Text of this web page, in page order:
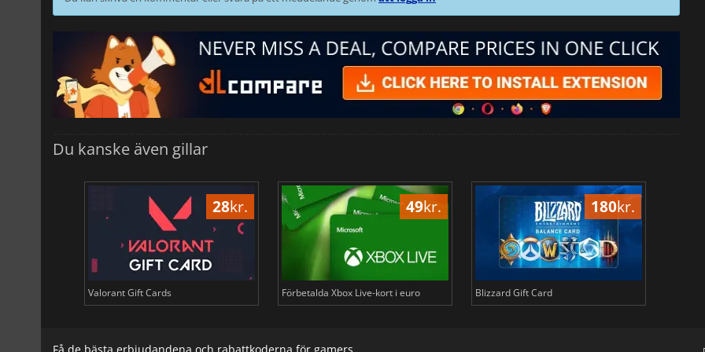
Du kanske även gillar
28kr.
Valorant Gift Cards
49kr.
Förbetalda Xbox Live-kort i euro
180kr.
Blizzard Gift Card
Få de bästa erbjudandena och rabattkoderna för gamers